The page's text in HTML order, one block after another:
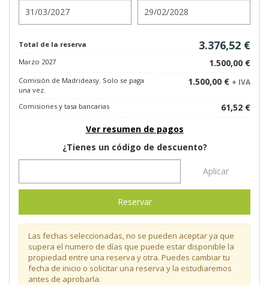
Total de la reserva 3.376,52 €
Marzo 2027 1.500,00 €
Comisión de Madrideasy. Solo se paga
una vez.
1.500,00 € + IVA
Comisiones y tasa bancarias
61,52 €
Ver resumen de pagos
¿Tienes un código de descuento?
Aplicar
Reservar
Las fechas seleccionadas, no se pueden aceptar ya que
supera el numero de días que puede estar disponible la
propiedad entre una reserva y otra. Puedes cambiar tu
fecha de inicio o solicitar una reserva y la estudiaremos
antes de aprobarla.